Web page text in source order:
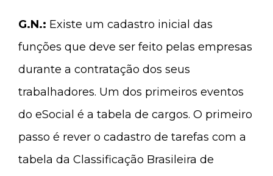
G.N.: Existe um cadastro inicial das
funções que deve ser feito pelas empresas
durante a contratação dos seus
trabalhadores. Um dos primeiros eventos
do eSocial é a tabela de cargos. O primeiro
passo é rever o cadastro de tarefas com a
tabela da Classificação Brasileira de